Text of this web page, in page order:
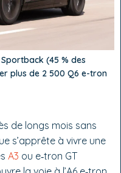
(45 % des
plus de 2 500 Q6 e-tron
de longs mois sans
s’apprête à vivre une
A3 ou e‑tron GT